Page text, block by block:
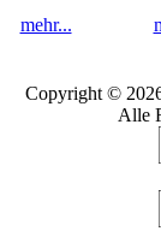
mehr...
Copyright ©
Alle